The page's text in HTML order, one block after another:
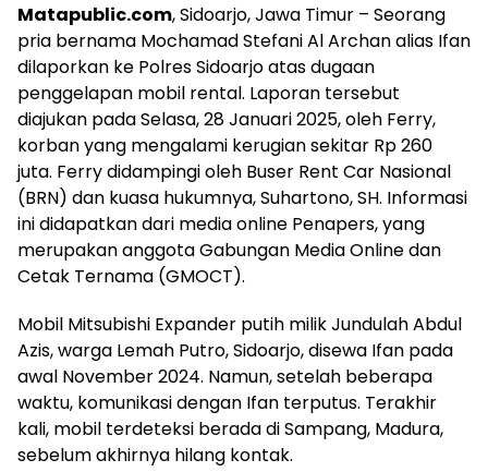
Matapublic.com, Sidoarjo, Jawa Timur – Seorang
pria bernama Mochamad Stefani Al Archan alias Ifan
dilaporkan ke Polres Sidoarjo atas dugaan
penggelapan mobil rental. Laporan tersebut
diajukan pada Selasa, 28 Januari 2025, oleh Ferry,
korban yang mengalami kerugian sekitar Rp 260
juta. Ferry didampingi oleh Buser Rent Car Nasional
(BRN) dan kuasa hukumnya, Suhartono, SH. Informasi
ini didapatkan dari media online Penapers, yang
merupakan anggota Gabungan Media Online dan
Cetak Ternama (GMOCT).
Mobil Mitsubishi Expander putih milik Jundulah Abdul
Azis, warga Lemah Putro, Sidoarjo, disewa Ifan pada
awal November 2024. Namun, setelah beberapa
waktu, komunikasi dengan Ifan terputus. Terakhir
kali, mobil terdeteksi berada di Sampang, Madura,
sebelum akhirnya hilang kontak.